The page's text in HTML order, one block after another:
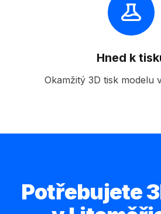
Hned k
Okamžitý 3D tisk modelu
Potřebujete